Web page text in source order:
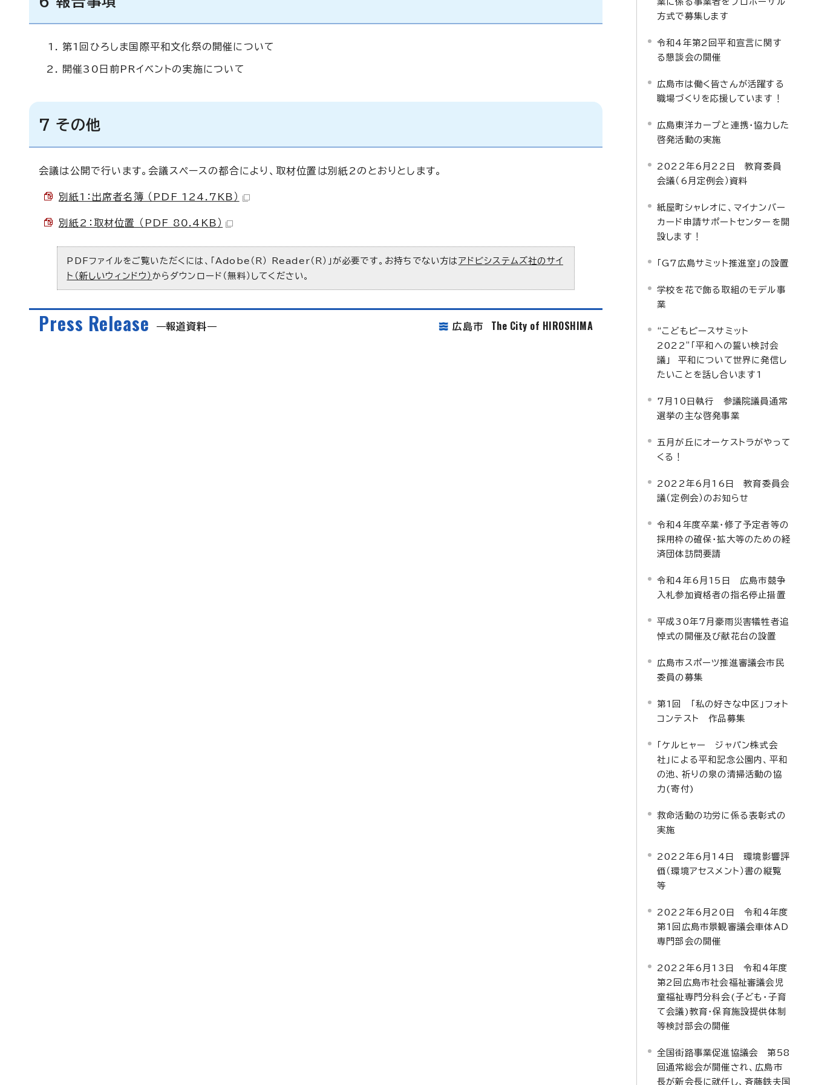
第1回ひろしま国際平和文化祭の開催について
開催30日前PRイベントの実施について
7 その他
会議は公開で行います。会議スペースの都合により、取材位置は別紙2のとおりとします。
別紙1：出席者名簿 （PDF 124.7KB）
別紙2：取材位置 （PDF 80.4KB）
PDFファイルをご覧いただくには、「Adobe（R） Reader（R）」が必要です。お持ちでない方は アドビシステムズ社のサイ
ト（新しいウィンドウ） からダウンロード（無料）してください。
Press Release 報道資料 広島市 The City of HIROSHIMA
方式で募集します
令和4年第2回平和宣言に関す
る懇談会の開催
広島市は働く皆さんが活躍する
職場づくりを応援しています！
広島東洋カープと連携・協力した
啓発活動の実施
2022年6月22日 教育委員
会議（6月定例会）資料
紙屋町シャレオに、マイナンバー
カード申請サポートセンターを開
設します！
「G7広島サミット推進室」の設置
学校を花で飾る取組のモデル事
業
“こどもピースサミット
2022”「平和への誓い検討会
議」 平和について世界に発信し
たいことを話し合います1
7月10日執行 参議院議員通常
選挙の主な啓発事業
五月が丘にオーケストラがやって
くる！
2022年6月16日 教育委員会
議（定例会）のお知らせ
令和4年度卒業・修了予定者等の
採用枠の確保・拡大等のための経
済団体訪問要請
令和4年6月15日 広島市競争
入札参加資格者の指名停止措置
平成30年7月豪雨災害犠牲者追
悼式の開催及び献花台の設置
広島市スポーツ推進審議会市民
委員の募集
第1回 「私の好きな中区」フォト
コンテスト 作品募集
「ケルヒャー ジャパン株式会
社」による平和記念公園内、平和
の池、祈りの泉の清掃活動の協
力(寄付)
救命活動の功労に係る表彰式の
実施
2022年6月14日 環境影響評
価（環境アセスメント）書の縦覧
等
2022年6月20日 令和4年度
第1回広島市景観審議会車体AD
専門部会の開催
2022年6月13日 令和4年度
第2回広島市社会福祉審議会児
童福祉専門分科会(子ども・子育
て会議)教育・保育施設提供体制
等検討部会の開催
全国街路事業促進協議会 第58
回通常総会が開催され、広島市
長が新会長に就任し、斉藤鉄夫国